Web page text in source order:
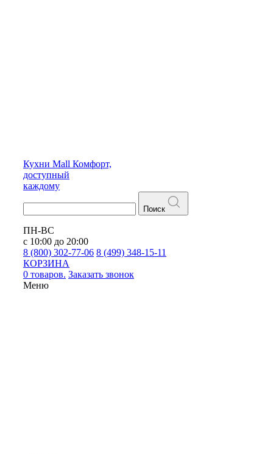
Кухни Mall Комфорт,
доступный
каждому
Поиск
ПН-ВС
с 10:00 до 20:00
8 (800) 302-77-06 8 (499) 348-15-11
КОРЗИНА
0 товаров. Заказать звонок
Меню